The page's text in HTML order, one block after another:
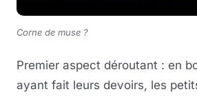
Corne de muse ?
Premier aspect déroutant : en
ayant fait leurs devoirs, les